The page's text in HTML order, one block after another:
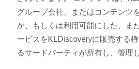
グループ会社、またはコンテンツ
か、もしくは利用可能にした、ま
ービスをKLDiscoveryに販売する
るサードパーティが所有し、管理